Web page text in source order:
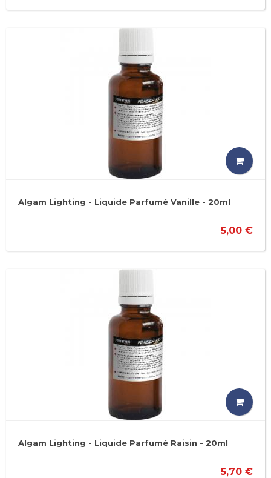
Algam Lighting - Liquide Parfumé Vanille - 20ml
5,00 €
Algam Lighting - Liquide Parfumé Raisin - 20ml
5,70 €